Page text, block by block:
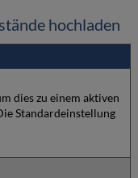
hochladen
dies zu einem aktiven
Standardeinstellung